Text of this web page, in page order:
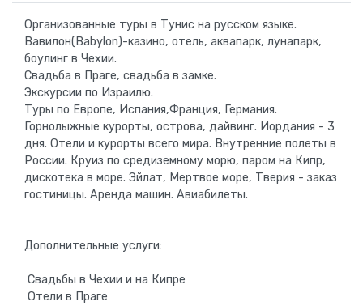
Организованные туры в Тунис на русском языке.
Вавилон(Babylon)-казино, отель, аквапарк, лунапарк,
боулинг в Чехии.
Свадьба в Праге, свадьба в замке.
Экскурсии по Израилю.
Туры по Европе, Испания,Франция, Германия.
Горнолыжные курорты, острова, дайвинг. Иордания - 3
дня. Отели и курорты всего мира. Внутренние полеты в
России. Круиз по средиземному морю, паром на Кипр,
дискотека в море. Эйлат, Мертвое море, Тверия - заказ
гостиницы. Аренда машин. Авиабилеты.
Дополнительные услуги:
Свадьбы в Чехии и на Кипре
Отели в Праге